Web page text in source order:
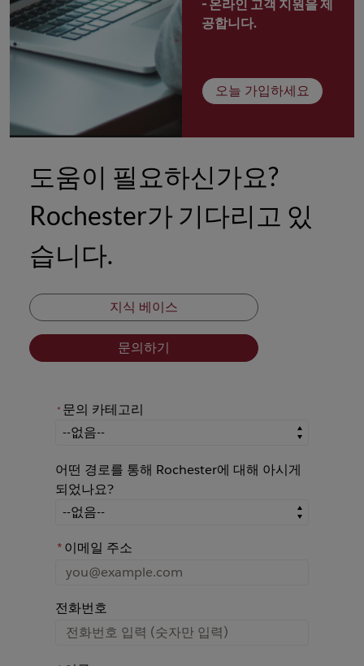
온라인 고객 지원을 제
공합니다.
오늘 가입하세요
도움이 필요하신가요?
Rochester가 기다리고 있
습니다.
지식 베이스
문의하기
* 문의 카테고리
문의 카테고리
어떤 경로를 통해 Rochester에 대해 아시게
되었나요?
어떤 경로를 통해 Rochester에 대해 아시게 되었나요?
*이메일 주소
전화번호